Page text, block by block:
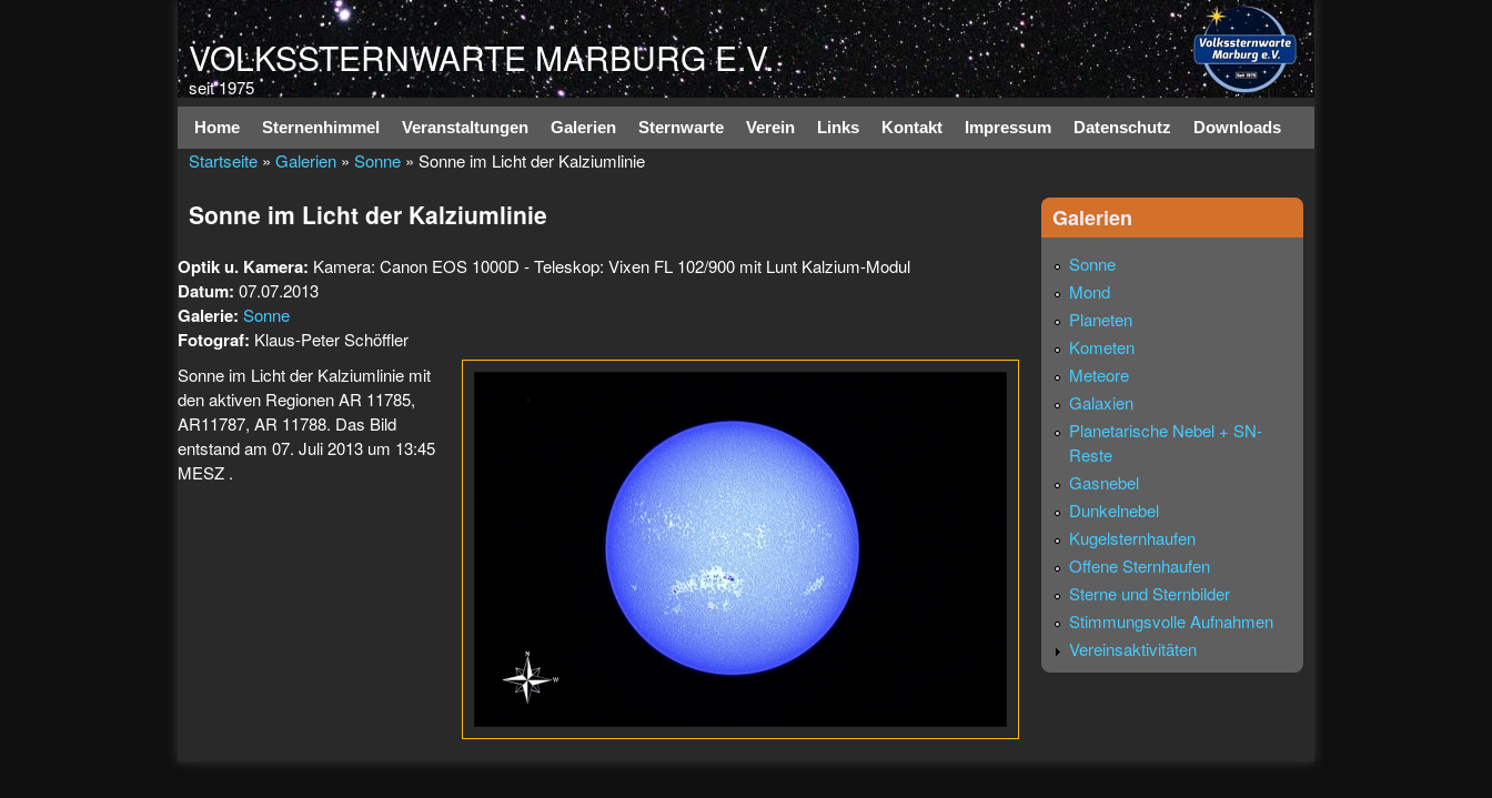
Direkt zum Inhalt
VOLKSSTERNWARTE MARBURG E.V.
seit 1975
Hauptmenü
Home Sternenhimmel Veranstaltungen Galerien Sternwarte Verein Links Kontakt Impressum Datenschutz Downloads
Startseite » Galerien » Sonne » Sonne im Licht der Kalziumlinie
Sonne im Licht der Kalziumlinie
Optik u. Kamera: Kamera: Canon EOS 1000D - Teleskop: Vixen FL 102/900 mit Lunt Kalzium-Modul
Datum: 07.07.2013
Galerie: Sonne
Fotograf: Klaus-Peter Schöffler
Sonne im Licht der Kalziumlinie mit
den aktiven Regionen AR 11785,
AR11787, AR 11788. Das Bild
entstand am 07. Juli 2013 um 13:45
MESZ .
Galerien
Sonne
Mond
Planeten
Kometen
Meteore
Galaxien
Planetarische Nebel + SN-
Reste
Gasnebel
Dunkelnebel
Kugelsternhaufen
Offene Sternhaufen
Sterne und Sternbilder
Stimmungsvolle Aufnahmen
Vereinsaktivitäten